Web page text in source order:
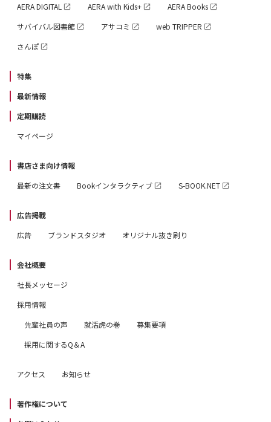
AERA DIGITAL
AERA with Kids+
AERA Books
サバイバル図書館
アサコミ
web TRIPPER
さんぽ
特集
最新情報
定期購読
マイページ
書店さま向け情報
最新の注文書
Bookインタラクティブ S-BOOK.NET
広告掲載
広告
ブランドスタジオ オリジナル抜き刷り
会社概要
社長メッセージ
採用情報
先輩社員の声
就活虎の巻
募集要項
採用に関するQ＆A
アクセス お知らせ
著作権について